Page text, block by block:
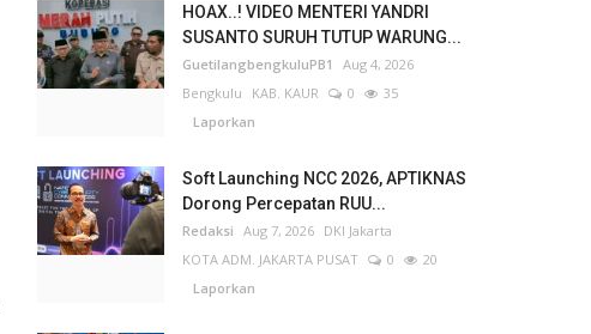
HOAX..! VIDEO MENTERI YANDRI
SUSANTO SURUH TUTUP WARUNG...
GuetilangbengkuluPB1
Aug 4, 2026
Bengkulu
KAB. KAUR 0
35
Laporkan
Soft Launching NCC 2026, APTIKNAS
Dorong Percepatan RUU...
Redaksi Aug 7, 2026 DKI Jakarta
KOTA ADM. JAKARTA PUSAT
0
20
Laporkan